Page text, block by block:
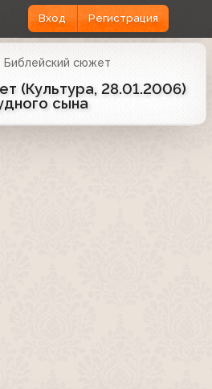
Вход Регистрация
Библейский сюжет
(Культура, 28.01.2006)
сына